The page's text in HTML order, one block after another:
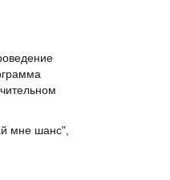
мне шанс",